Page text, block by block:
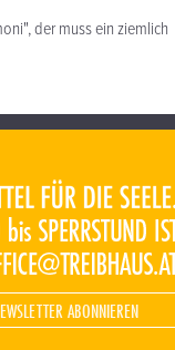
der muss ein ziemlich
ABONNIEREN